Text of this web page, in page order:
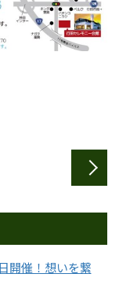
開催！想いを繋